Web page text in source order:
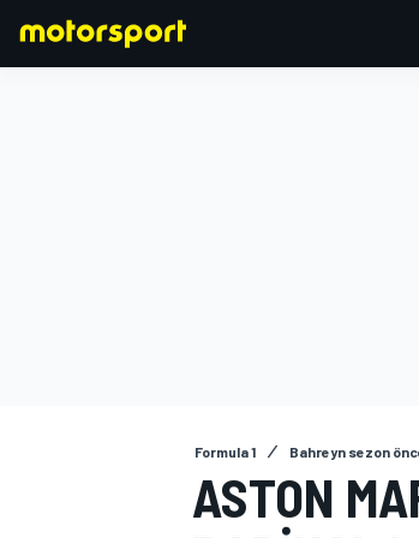
Formula 1 Bahreyn sezon
ASTON